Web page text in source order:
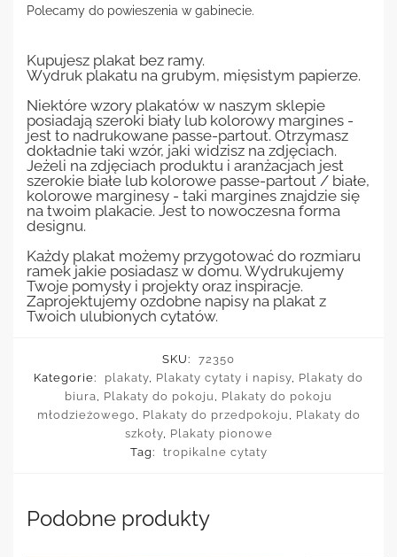
Polecamy do powieszenia w gabinecie.
Kupujesz plakat bez ramy.
Wydruk plakatu na grubym, mięsistym papierze.
Niektóre wzory plakatów w naszym sklepie
posiadają szeroki biały lub kolorowy margines -
jest to nadrukowane passe-partout. Otrzymasz
dokładnie taki wzór, jaki widzisz na zdjęciach.
Jeżeli na zdjęciach produktu i aranżacjach jest
szerokie białe lub kolorowe passe-partout / białe,
kolorowe marginesy - taki margines znajdzie się
na twoim plakacie. Jest to nowoczesna forma
designu.
Każdy plakat możemy przygotować do rozmiaru
ramek jakie posiadasz w domu. Wydrukujemy
Twoje pomysły i projekty oraz inspiracje.
Zaprojektujemy ozdobne napisy na plakat z
Twoich ulubionych cytatów.
SKU:
72350
Kategorie:
plakaty Plakaty cytaty i napisy Plakaty do
biura
Plakaty do pokoju
Plakaty do pokoju
młodzieżowego
Plakaty do przedpokoju
Plakaty do
szkoły, Plakaty pionowe
Tag:
tropikalne cytaty
Podobne produkty